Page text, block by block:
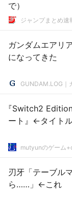
で）
ジャンプまとめ速
ガンダムエアリ
になってきた
GUNDAM.LOG｜
『Switch2
ート』←タイト
mutyunのゲーム
刃牙「テーブル
ら……」←これ